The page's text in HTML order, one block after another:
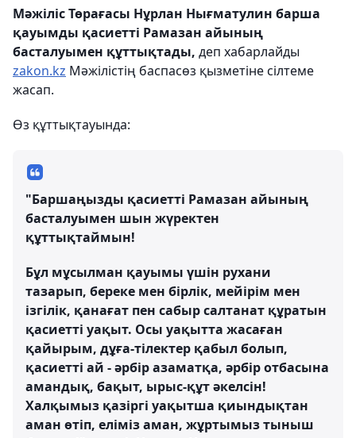
Мәжіліс Төрағасы Нұрлан Нығматулин барша
қауымды қасиетті Рамазан айының
басталуымен құттықтады, деп хабарлайды
zakon.kz Мәжілістің баспасөз қызметіне сілтеме
жасап.
Өз құттықтауында:
"Баршаңызды қасиетті Рамазан айының
басталуымен шын жүректен
құттықтаймын!
Бұл мұсылман қауымы үшін рухани
тазарып, береке мен бірлік, мейірім мен
ізгілік, қанағат пен сабыр салтанат құратын
қасиетті уақыт. Осы уақытта жасаған
қайырым, дұға-тілектер қабыл болып,
қасиетті ай - әрбір азаматқа, әрбір отбасына
амандық, бақыт, ырыс-құт әкелсін!
Халқымыз қазіргі уақытша қиындықтан
аман өтіп, еліміз аман, жұртымыз тыныш